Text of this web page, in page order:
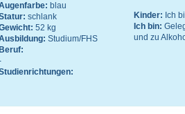
blau
schlank
52 kg
Studium/FHS
Beruf:
Kinder: Ich
Ich bin:
und zu